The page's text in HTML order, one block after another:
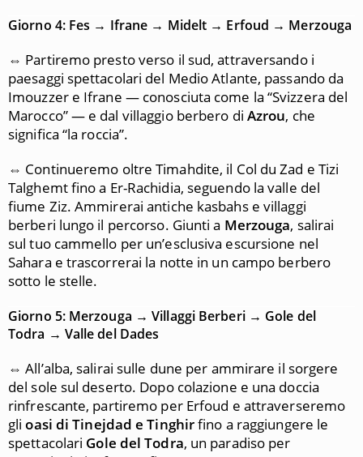
Giorno 4: Fes → Ifrane → Midelt → Erfoud → Merzouga
⇔ Partiremo presto verso il sud, attraversando i
paesaggi spettacolari del Medio Atlante, passando da
Imouzzer e Ifrane — conosciuta come la “Svizzera del
Marocco” — e dal villaggio berbero di Azrou, che
significa “la roccia”.
⇔ Continueremo oltre Timahdite, il Col du Zad e Tizi
Talghemt fino a Er-Rachidia, seguendo la valle del
fiume Ziz. Ammirerai antiche kasbahs e villaggi
berberi lungo il percorso. Giunti a Merzouga, salirai
sul tuo cammello per un’esclusiva escursione nel
Sahara e trascorrerai la notte in un campo berbero
sotto le stelle.
Giorno 5: Merzouga → Villaggi Berberi → Gole del
Todra → Valle del Dades
⇔ All’alba, salirai sulle dune per ammirare il sorgere
del sole sul deserto. Dopo colazione e una doccia
rinfrescante, partiremo per Erfoud e attraverseremo
glioasi di Tinejdad e Tinghirfino a raggiungere le
spettacolari Gole del Todra, un paradiso per